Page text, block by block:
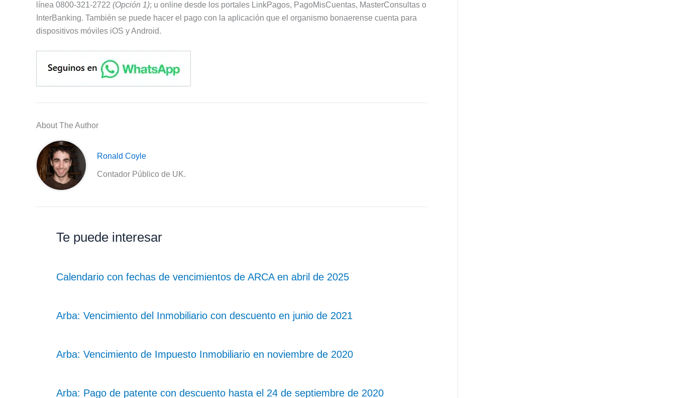
línea 0800-321-2722 (Opción 1); u online desde los portales LinkPagos, PagoMisCuentas, MasterConsultas o
InterBanking. También se puede hacer el pago con la aplicación que el organismo bonaerense cuenta para
dispositivos móviles iOS y Android.
About The Author
Ronald Coyle
Contador Público de UK.
Te puede interesar
Calendario con fechas de vencimientos de ARCA en abril de 2025
Arba: Vencimiento del Inmobiliario con descuento en junio de 2021
Arba: Vencimiento de Impuesto Inmobiliario en noviembre de 2020
Arba: Pago de patente con descuento hasta el 24 de septiembre de 2020